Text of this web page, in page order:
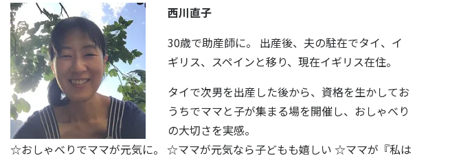
西川直子
30歳で助産師に。 出産後、夫の駐在でタイ、イ
ギリス、スペインと移り、現在イギリス在住。
タイで次男を出産した後から、資格を生かしてお
うちでママと子が集まる場を開催し、おしゃべり
の大切さを実感。
☆おしゃべりでママが元気に。 ☆ママが元気なら子どもも嬉しい ☆ママが『私は